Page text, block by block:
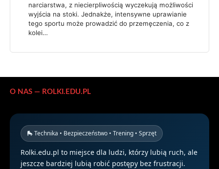
narciarstwa, z niecierpliwością wyczekują możliwości
wyjścia na stoki. Jednakże, intensywne uprawianie
tego sportu może prowadzić do przemęczenia, co z
kolei…
O NAS — ROLKI.EDU.PL
🛼 Technika • Bezpieczeństwo • Trening • Sprzęt
Rolki.edu.pl to miejsce dla ludzi, którzy lubią ruch, ale
jeszcze bardziej lubią robić postępy bez frustracji.